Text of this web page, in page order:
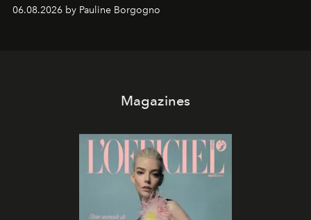
06.08.2026 by Pauline Borgogno
Magazines